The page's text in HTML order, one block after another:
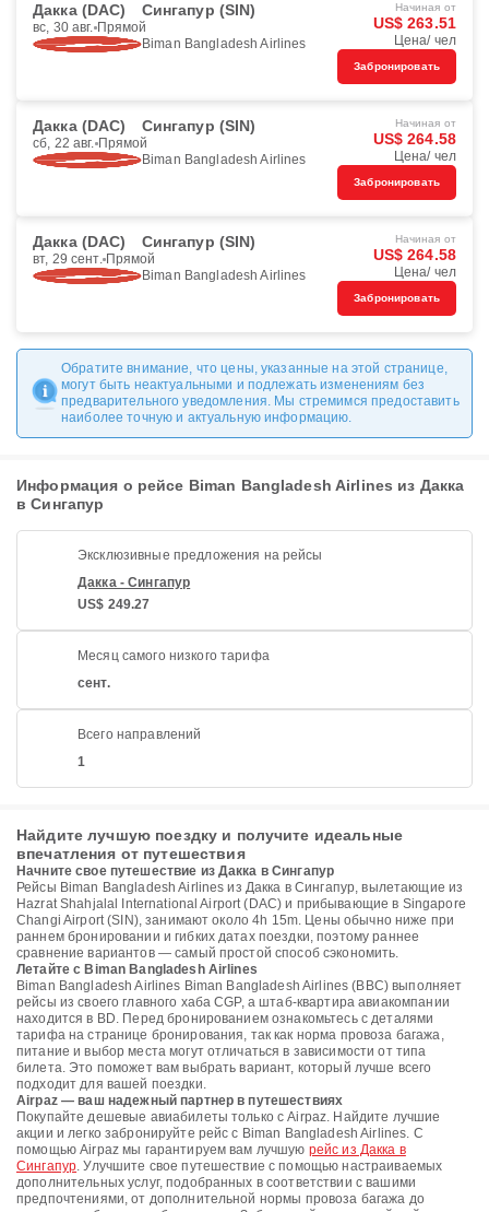
Дакка (DAC) Сингапур (SIN)
вс, 30 авг. Прямой
Biman Bangladesh Airlines
Начиная от
US$ 263.51
Цена/ чел
Забронировать
Дакка (DAC) Сингапур (SIN)
сб, 22 авг. Прямой
Biman Bangladesh Airlines
Начиная от
US$ 264.58
Цена/ чел
Забронировать
Дакка (DAC) Сингапур (SIN)
вт, 29 сент. Прямой
Biman Bangladesh Airlines
Начиная от
US$ 264.58
Цена/ чел
Забронировать
Обратите внимание, что цены, указанные на этой странице,
могут быть неактуальными и подлежать изменениям без
предварительного уведомления. Мы стремимся предоставить
наиболее точную и актуальную информацию.
Информация о рейсе Biman Bangladesh Airlines из Дакка
в Сингапур
Эксклюзивные предложения на рейсы
Дакка - Сингапур
US$ 249.27
Месяц самого низкого тарифа
сент.
Всего направлений
1
Найдите лучшую поездку и получите идеальные
впечатления от путешествия
Начните свое путешествие из Дакка в Сингапур
Рейсы Biman Bangladesh Airlines из Дакка в Сингапур, вылетающие из
Hazrat Shahjalal International Airport (DAC) и прибывающие в Singapore
Changi Airport (SIN), занимают около 4h 15m. Цены обычно ниже при
раннем бронировании и гибких датах поездки, поэтому раннее
сравнение вариантов — самый простой способ сэкономить.
Летайте с Biman Bangladesh Airlines
Biman Bangladesh Airlines Biman Bangladesh Airlines (BBC) выполняет
рейсы из своего главного хаба CGP, а штаб-квартира авиакомпании
находится в BD. Перед бронированием ознакомьтесь с деталями
тарифа на странице бронирования, так как норма провоза багажа,
питание и выбор места могут отличаться в зависимости от типа
билета. Это поможет вам выбрать вариант, который лучше всего
подходит для вашей поездки.
Airpaz — ваш надежный партнер в путешествиях
Покупайте дешевые авиабилеты только с Airpaz. Найдите лучшие
акции и легко забронируйте рейс с Biman Bangladesh Airlines. С
помощью Airpaz мы гарантируем вам лучшую рейс из Дакка в
Сингапур. Улучшите свое путешествие с помощью настраиваемых
дополнительных услуг, подобранных в соответствии с вашими
предпочтениями, от дополнительной нормы провоза багажа до